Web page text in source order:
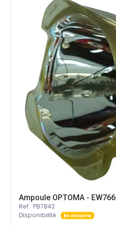
Ampoule OPTOMA - EW766
Ref : PB7842
Disponibilité :
En attente